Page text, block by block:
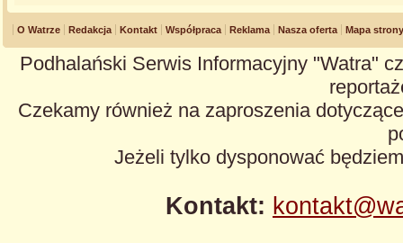
O Watrze Redakcja Kontakt Współpraca Reklama Nasza oferta Mapa strony
Podhalański Serwis Informacyjny "Watra"
Czekamy również na zaproszenia
Jeżeli tylko dysponować
Kontakt: